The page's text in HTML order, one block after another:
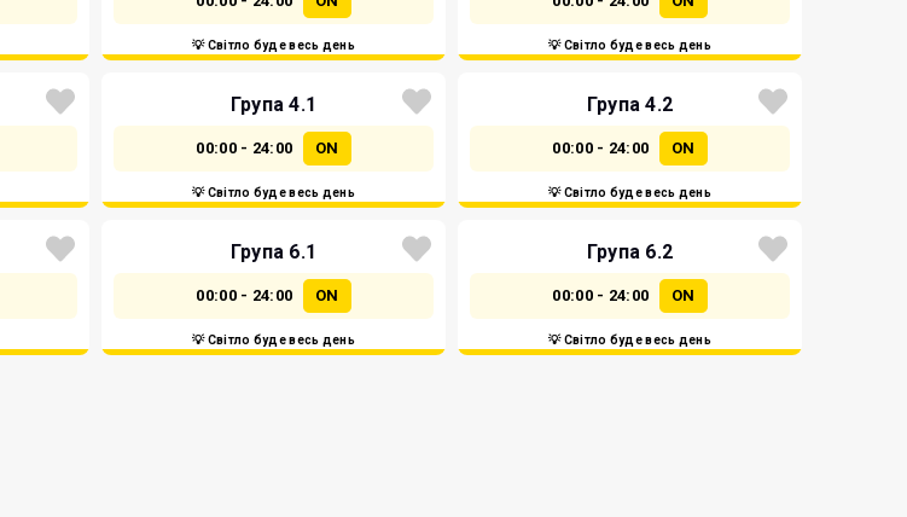
💡 Світло буде весь день 💡 Світло буде весь день
Група 4.1
00:00 - 24:00 ON
💡 Світло буде весь день
Група 4.2
00:00 - 24:00 ON
💡 Світло буде весь день
Група 6.1
00:00 - 24:00 ON
💡 Світло буде весь день
Група 6.2
00:00 - 24:00 ON
💡 Світло буде весь день